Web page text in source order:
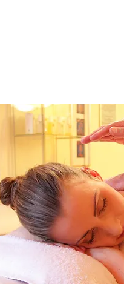
em Alphaville !